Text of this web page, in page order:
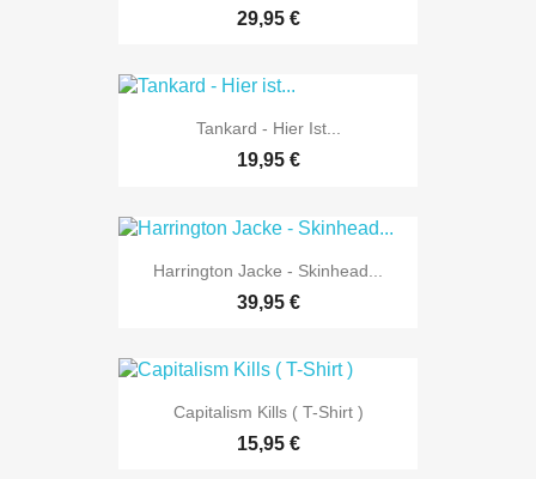
29,95 €
Tankard - Hier Ist...
19,95 €
Harrington Jacke - Skinhead...
39,95 €
Capitalism Kills ( T-Shirt )
15,95 €